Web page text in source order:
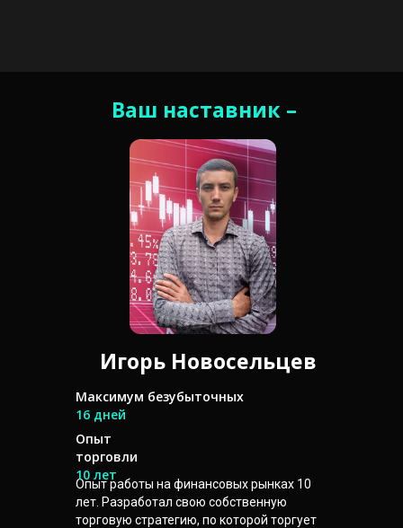
Игорь Новосельцев
Опыт работы на финансовых рынках 10
лет. Разработал свою собственную
торговую стратегию, по которой торгует
Максимум безубыточных
16 дней
Опыт
торговли
10 лет
Ваш наставник –